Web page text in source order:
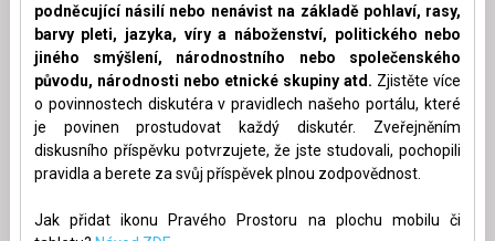
podněcující násilí nebo nenávist na základě pohlaví, rasy,
barvy pleti, jazyka, víry a náboženství, politického nebo
jiného smýšlení, národnostního nebo společenského
původu, národnosti nebo etnické skupiny atd. Zjistěte více
o povinnostech diskutéra v pravidlech našeho portálu, které
je povinen prostudovat každý diskutér. Zveřejněním
diskusního příspěvku potvrzujete, že jste studovali, pochopili
pravidla a berete za svůj příspěvek plnou zodpovědnost.
Jak přidat ikonu Pravého Prostoru na plochu mobilu či